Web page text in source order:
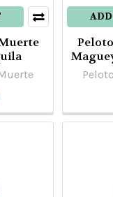
ADD